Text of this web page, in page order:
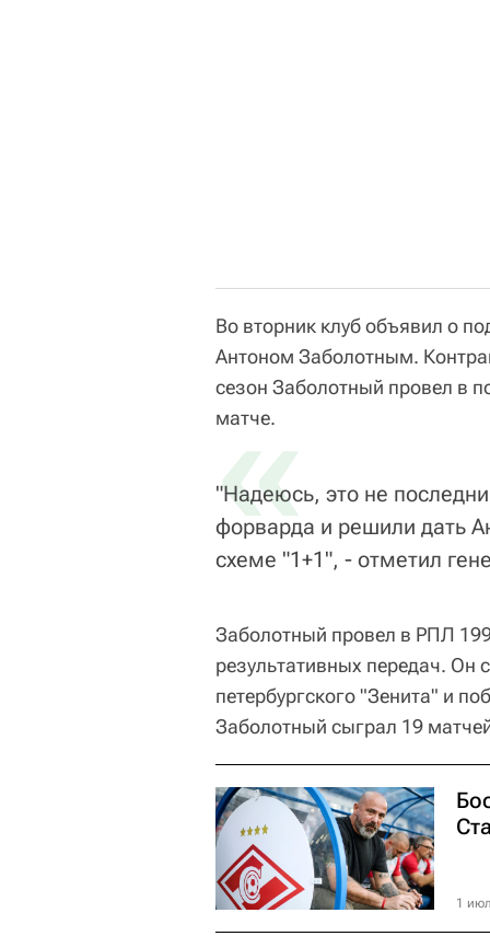
Во вторник клуб объявил о
Антоном Заболотным.
сезон Заболотный провел в
матче.
«
"Надеюсь, это не
форварда и решили дать
схеме "1+1", - отметил
Заболотный провел в РПЛ
результативных передач. Он
петербургского "Зенита" и
Заболотный сыграл 19
1